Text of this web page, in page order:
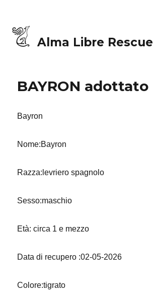
Alma Libre Rescue
BAYRON adottato
Bayron
Nome:Bayron
Razza:levriero spagnolo
Sesso:maschio
Età: circa 1 e mezzo
Data di recupero :02-05-2026
Colore:tigrato